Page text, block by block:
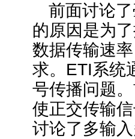
前面讨论
的原因是为
数据传输速
求。ETI系统
号传播问题
使正交传输
讨论了多输